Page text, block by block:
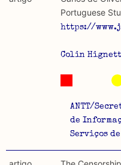
académicos.
Limitações
A lista procura incluir
a algumas das
discurso e uso da
uma censura que é
constitutiva do próprio
Regulatória e
Tipo investigação
Portuguese
https://
Colin Hignett
ANTT/
de
Serviços